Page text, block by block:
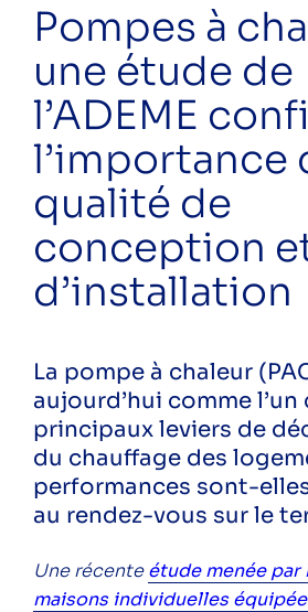
ecoreno'v
energies
formation
rénovation
rénovation
sensibilisation
solaire
écogestes
économies d'eau
économies d'énergie
économie énergie
Particuliers
Professionnels
Suivez-nous sur les
râter !
Pompes à
une étude de
l’ADEME
l’importance
qualité de
conception
d’installation
La pompe à chaleur
aujourd’hui comme l’un
principaux leviers de
du chauffage des
performances sont-
au rendez-vous sur le
Une récenteétude menée par
maisons individuelles